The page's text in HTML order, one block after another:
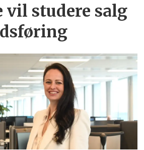
vil studere salg